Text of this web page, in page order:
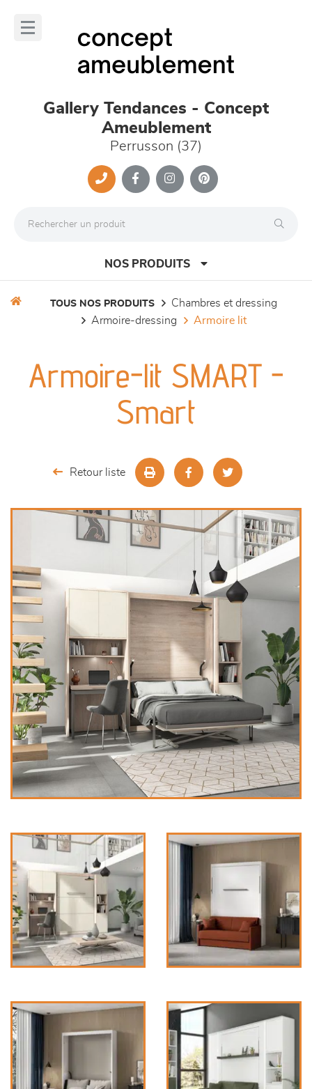
Gallery Tendances - Concept
Ameublement
Perrusson (37)
NOS PRODUITS
séjours
meubles de complément
TOUS NOS PRODUITS
chambres et dressing
armoire-dressing
armoire lit
Armoire-lit SMART -
Smart
Retour liste